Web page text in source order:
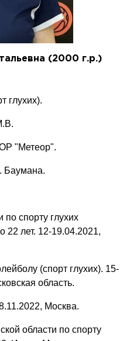
(2000 г.р.)
глухих).
"Метеор".
Баумана.
спорту глухих
22 лет. 12-19.04.2021,
(спорт глухих). 15-
область.
Москва.
области по спорту